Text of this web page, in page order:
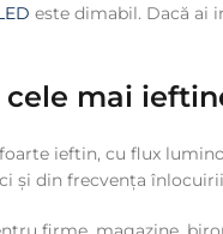
este dimabil. Dacă ai
mai
ieftin, cu flux
și din frecvența